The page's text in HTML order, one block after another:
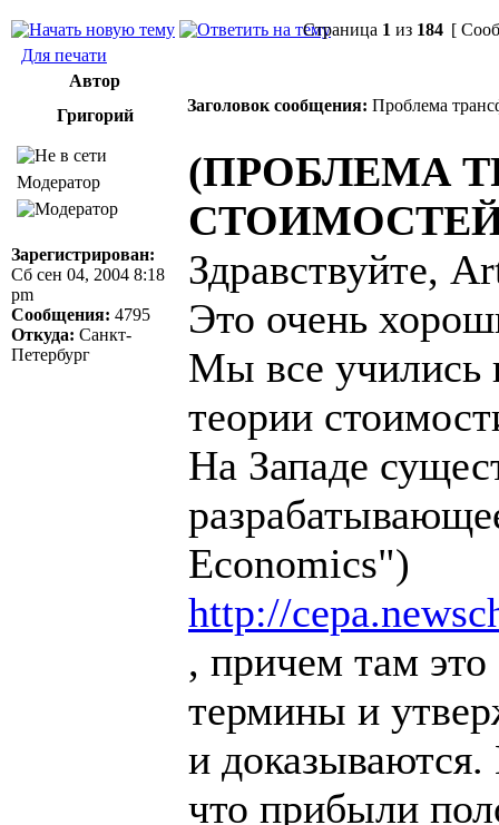
Страница 1 из 184 [
Для печати
Автор
Григорий
Заголовок сообщения: Проблема
Модератор
Зарегистрирован:
Сб сен 04, 2004 8:18
pm
Сообщения: 4795
Откуда: Санкт-
Петербург
(ПРОБЛЕМА
Здравствуйте,
Это очень
Мы все учились
теории
На Западе
Economics")
http://
, причем там
термины и
и
что прибыли